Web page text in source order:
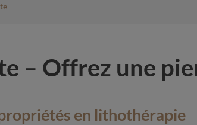
– Offrez une
en lithothérapie